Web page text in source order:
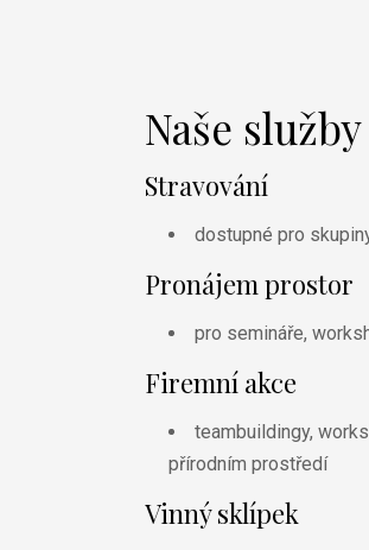
Naše služby
Stravování
dostupné pro
Pronájem prostor
pro semináře,
Firemní akce
teambuildingy,
přírodním prostředí
Vinný sklípek